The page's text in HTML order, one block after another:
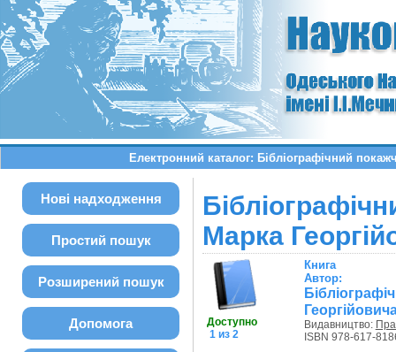
Електронний каталог: Бібліографічний
Нові надходження
Простий пошук
Розширений пошук
Допомога
Марка
Доступно
1 из 2
Книга
Автор:
Видавництво:
ISBN 978-617-